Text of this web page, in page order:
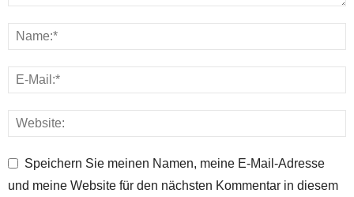
Speichern Sie meinen Namen, meine E-Mail-Adresse
und meine Website für den nächsten Kommentar in diesem